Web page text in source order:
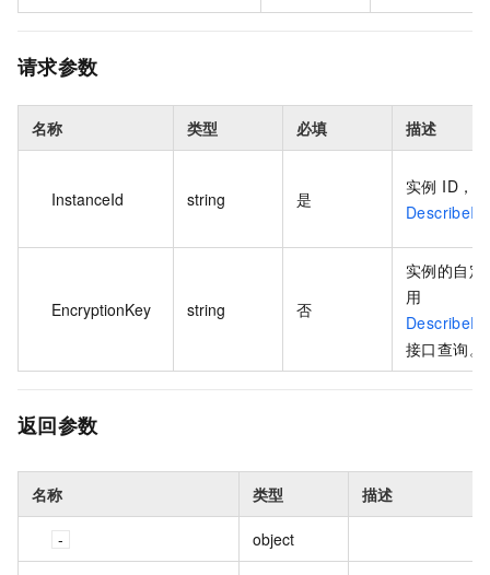
请求参数
名称 类型 必填 描述
InstanceId string 是
实例 ID，
EncryptionKey string 否
实例的自
用
接口查询。
返回参数
名称 类型 描述
object